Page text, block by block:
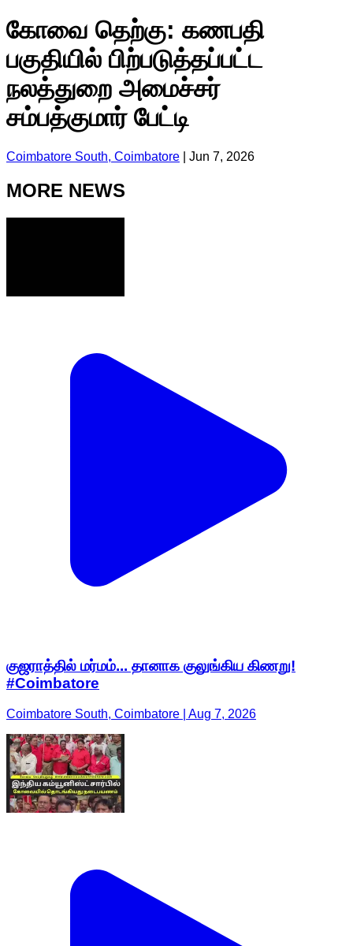
கோவை தெற்கு: கணபதி
பகுதியில் பிற்படுத்தப்பட்ட
நலத்துறை அமைச்சர்
சம்பத்குமார் பேட்டி
Coimbatore South, Coimbatore Jun 7, 2026
MORE NEWS
குஜராத்தில் மர்மம்... தானாக குலுங்கிய கிணறு!
#Coimbatore
Coimbatore South, Coimbatore | Aug 7, 2026